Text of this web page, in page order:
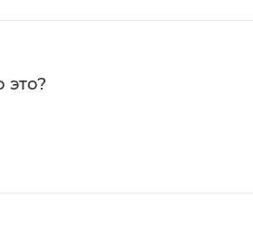
это?